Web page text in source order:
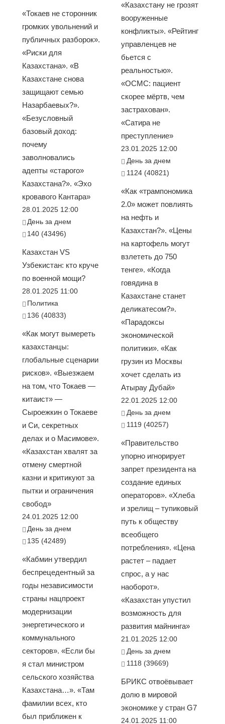
«Токаев не сторонник
громких увольнений и
публичных разборок».
«Риски для
Казахстана». «В
Казахстане снова
защищают семью
Назарбаевых?».
«Безусловный
базовый доход:
почему
заволновались
адепты «старого»
Казахстана?». «Эхо
кровавого Кантара»
28.01.2025 12:00
День за днем
140 (43496)
Казахстан VS
Узбекистан: кто круче
по военной мощи?
28.01.2025 11:00
Политика
136 (40833)
«Как могут вымереть
казахстанцы:
глобальные сценарии
рисков». «Выезжаем
на том, что Токаев —
китаист» —
Сыроежкин о Токаеве
и Си, секретных
делах и о Масимове».
«Казахстан хвалят за
отмену смертной
казни и критикуют за
пытки и ограничения
свобод»
24.01.2025 12:00
День за днем
135 (42489)
«Кабмин утвердил
беспрецедентный за
годы независимости
страны нацпроект
модернизации
энергетического и
коммунального
секторов». «Если бы
я стал министром
сельского хозяйства
Казахстана…». «Там
фамилии всех, кто
был приближен к
«Казахстану не грозят
вооруженные
конфликты». «Рейтинг
управленцев не
бьется с
реальностью».
«ОСМС: пациент
скорее мёртв, чем
застрахован».
«Сатира не
преступление»
23.01.2025 12:00
День за днем
1124 (40821)
«Как «трампономика
2.0» может повлиять
на нефть и
Казахстан?». «Цены
на картофель могут
взлететь до 750
тенге». «Когда
говядина в
Казахстане станет
деликатесом?».
«Парадоксы
экономической
политики». «Как
грузин из Москвы
хочет сделать из
Атырау Дубай»
22.01.2025 12:00
День за днем
1119 (40257)
«Правительство
упорно игнорирует
запрет президента на
создание единых
операторов». «Хлеба
и зрелищ – тупиковый
путь к обществу
всеобщего
потребления». «Цена
растет – падает
спрос, а у нас
наоборот».
«Казахстан упустил
возможность для
развития майнинга»
21.01.2025 12:00
День за днем
1118 (39669)
БРИКС отвоёвывает
долю в мировой
экономике у стран G7
24.01.2025 11:00